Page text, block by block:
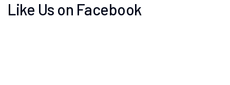
Like Us on Facebook